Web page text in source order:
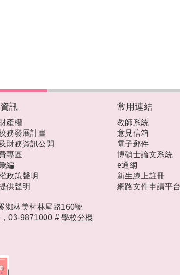
訊
產權
務發展計畫
財務資訊公開
專區
編
政策聲明
供聲明
常用連結
教師系統
意見信箱
電子郵件
博碩士論文系統
e通網
新生線上註冊
網路文件申請平台
鄉林美村林尾路160號
03-9871000 # 學校分機